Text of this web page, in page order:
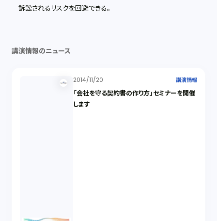
訴訟されるリスクを回避できる。
講演情報のニュース
2014/11/20 講演情報
「会社を守る契約書の作り方」セミナーを開催
します